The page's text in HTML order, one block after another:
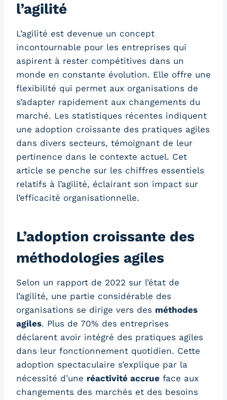
l’agilité
L’agilité est devenue un concept
incontournable pour les entreprises qui
aspirent à rester compétitives dans un
monde en constante évolution. Elle offre une
flexibilité qui permet aux organisations de
s’adapter rapidement aux changements du
marché. Les statistiques récentes indiquent
une adoption croissante des pratiques agiles
dans divers secteurs, témoignant de leur
pertinence dans le contexte actuel. Cet
article se penche sur les chiffres essentiels
relatifs à l’agilité, éclairant son impact sur
l’efficacité organisationnelle.
L’adoption croissante des
méthodologies agiles
Selon un rapport de 2022 sur l’état de
l’agilité, une partie considérable des
organisations se dirige vers des méthodes
agiles. Plus de 70% des entreprises
déclarent avoir intégré des pratiques agiles
dans leur fonctionnement quotidien. Cette
adoption spectaculaire s’explique par la
nécessité d’une réactivité accrue face aux
changements des marchés et des besoins